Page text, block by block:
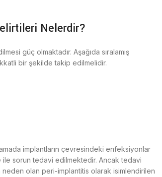
Nelerdir?
güç olmaktadır. Aşağıda sıralamış
bir şekilde takip edilmelidir.
implantların çevresindeki enfeksiyonlar
ile sorun tedavi edilmektedir. Ancak tedavi
olan peri-implantitis olarak isimlendirilen